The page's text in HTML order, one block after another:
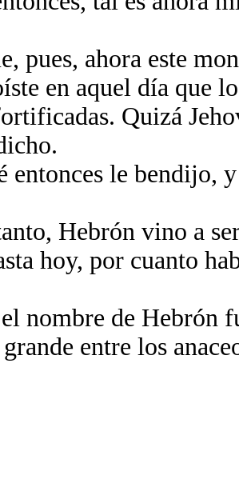
pues, ahora este
en aquel día que
Quizá
entonces le bendijo,
Hebrón vino a
hoy, por cuanto
nombre de Hebrón
entre los